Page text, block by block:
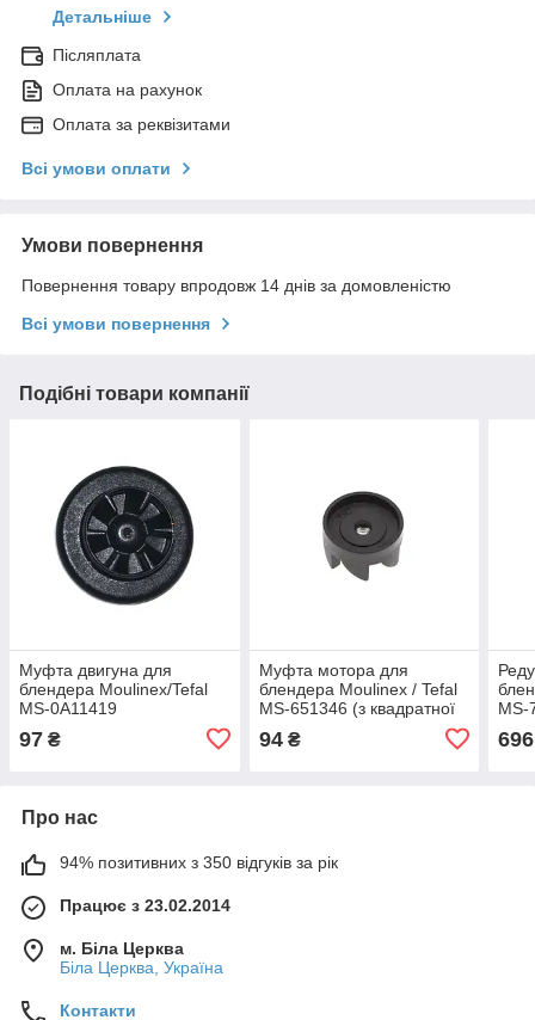
Детальніше
Післяплата
Оплата на рахунок
Оплата за реквізитами
Всі умови оплати
Умови повернення
Повернення товару впродовж 14 днів за домовленістю
Всі умови повернення
Подібні товари компанії
Муфта двигуна для
блендера Moulinex/Tefal
MS-0A11419
7232601005)
97 ₴
Муфта мотора для
блендера Moulinex / Tefal
MS-651346 (з квадратної
94₴
MS-
696
Про нас
94% позитивних з 350 відгуків за рік
Працює з 23.02.2014
м. Біла Церква
Біла Церква, Україна
Контакти